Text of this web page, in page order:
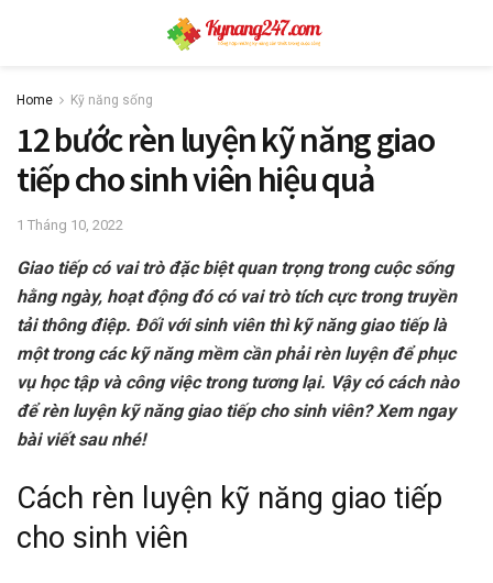
Home Kỹ năng sống
12 bước rèn luyện kỹ năng giao
tiếp cho sinh viên hiệu quả
1 Tháng 10, 2022
Giao tiếp có vai trò đặc biệt quan trọng trong cuộc sống
hằng ngày, hoạt động đó có vai trò tích cực trong truyền
tải thông điệp. Đối với sinh viên thì kỹ năng giao tiếp là
một trong các kỹ năng mềm cần phải rèn luyện để phục
vụ học tập và công việc trong tương lại. Vậy có cách nào
để rèn luyện kỹ năng giao tiếp cho sinh viên? Xem ngay
bài viết sau nhé!
Cách rèn luyện kỹ năng giao tiếp
cho sinh viên